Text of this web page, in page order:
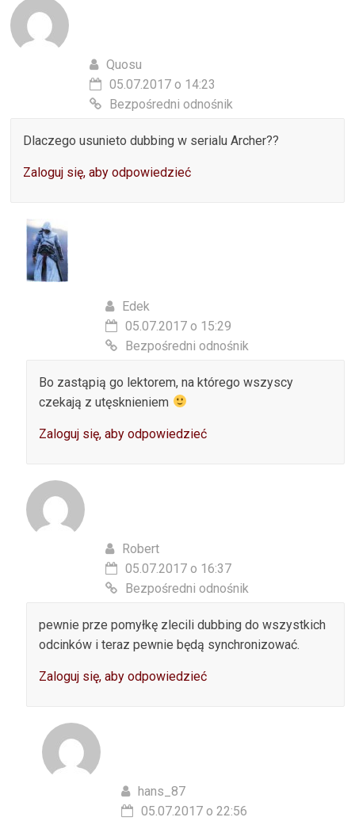
Quosu
05.07.2017 o 14:23
Bezpośredni odnośnik
Dlaczego usunieto dubbing w serialu Archer??
Zaloguj się, aby odpowiedzieć
Edek
05.07.2017 o 15:29
Bezpośredni odnośnik
Bo zastąpią go lektorem, na którego wszyscy
czekają z utęsknieniem
Zaloguj się, aby odpowiedzieć
Robert
05.07.2017 o 16:37
Bezpośredni odnośnik
pewnie prze pomyłkę zlecili dubbing do wszystkich
odcinków i teraz pewnie będą synchronizować.
Zaloguj się, aby odpowiedzieć
hans_87
05.07.2017 o 22:56